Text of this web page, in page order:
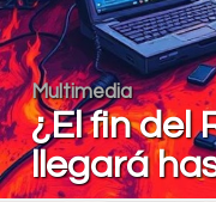
Multimedia
¿El fin del
llegará